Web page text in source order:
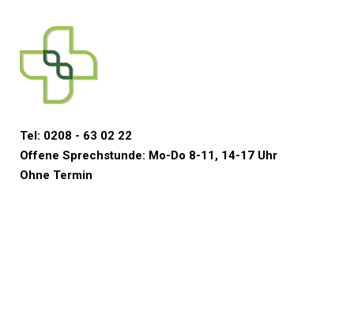
Tel: 0208 - 63 02 22
Offene Sprechstunde: Mo-Do 8-11, 14-17 Uhr
Ohne Termin